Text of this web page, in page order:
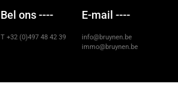
Bel ons ----
T +32 (0)497 48 42 39
E-mail ----
info@bruynen.be
immo@bruynen.be